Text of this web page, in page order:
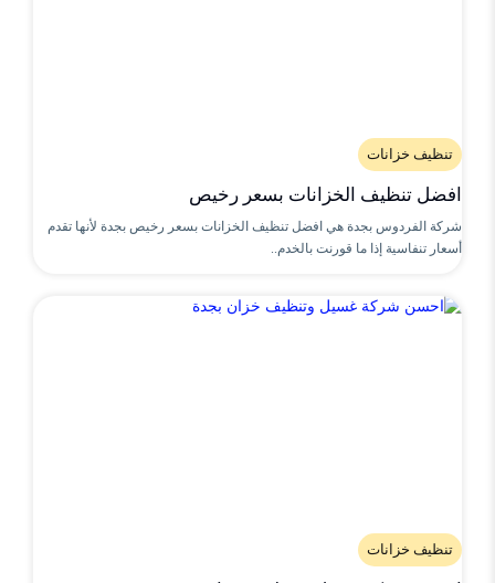
تنظيف خزانات
افضل تنظيف الخزانات بسعر رخيص
شركة الفردوس بجدة هي افضل تنظيف الخزانات بسعر رخيص بجدة لأنها تقدم
أسعار تنفاسية إذا ما قورنت بالخدم..
تنظيف خزانات